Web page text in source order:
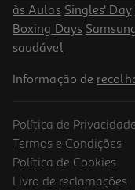
às Aulas Singles' Day
Boxing Days
saudável
Informação de
Política de Privacidade
Termos e Condições
Política de Cookies
Livro de reclamações